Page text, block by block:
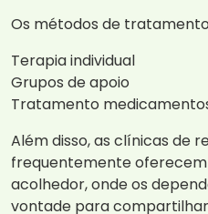
Os métodos de
Terapia individual
Grupos de apoio
Tratamento
Além disso, as clínicas de
frequentemente
acolhedor, onde os
vontade para